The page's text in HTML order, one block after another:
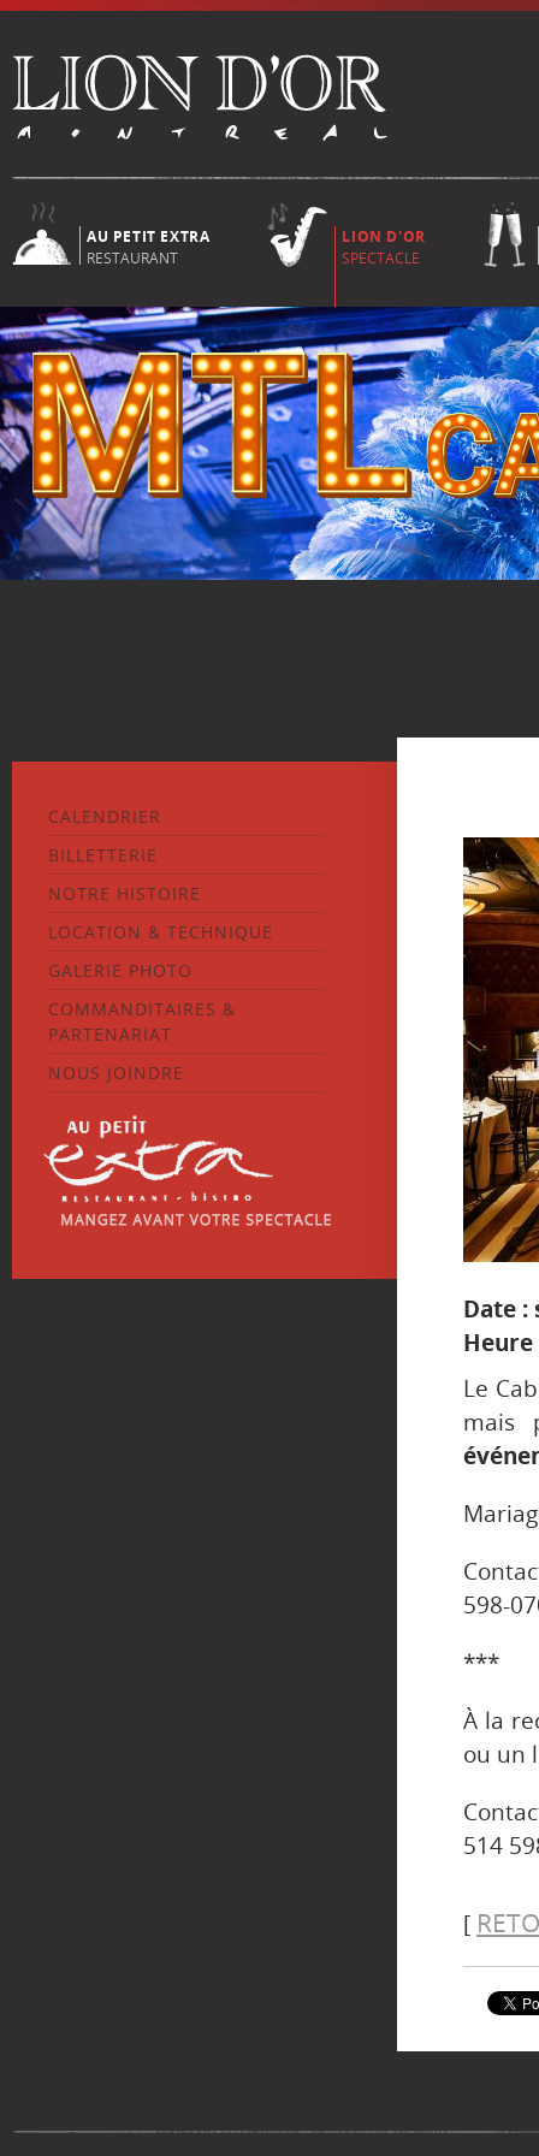
AU PETIT EXTRA
RESTAURANT
LION D'OR
SPECTACLE
CALENDRIER
BILLETTERIE
NOTRE HISTOIRE
LOCATION & TECHNIQUE
GALERIE PHOTO
COMMANDITAIRES &
PARTENARIAT
NOUS JOINDRE
Date :
Heure
Le
mais
598-
***
À la
ou un
514
[